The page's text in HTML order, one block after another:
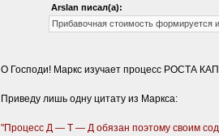
Arslan писал(а):
Прибавочная стоимость формируется
О Господи! Маркс изучает процесс РОСТА
Приведу лишь одну цитату из Маркса:
"Процесс Д — Т — Д обязан поэтому своим